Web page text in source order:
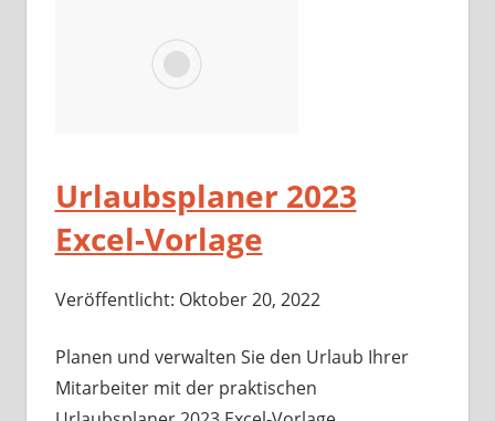
Urlaubsplaner 2023
Excel-Vorlage
Veröffentlicht: Oktober 20, 2022
Planen und verwalten Sie den Urlaub Ihrer
Mitarbeiter mit der praktischen